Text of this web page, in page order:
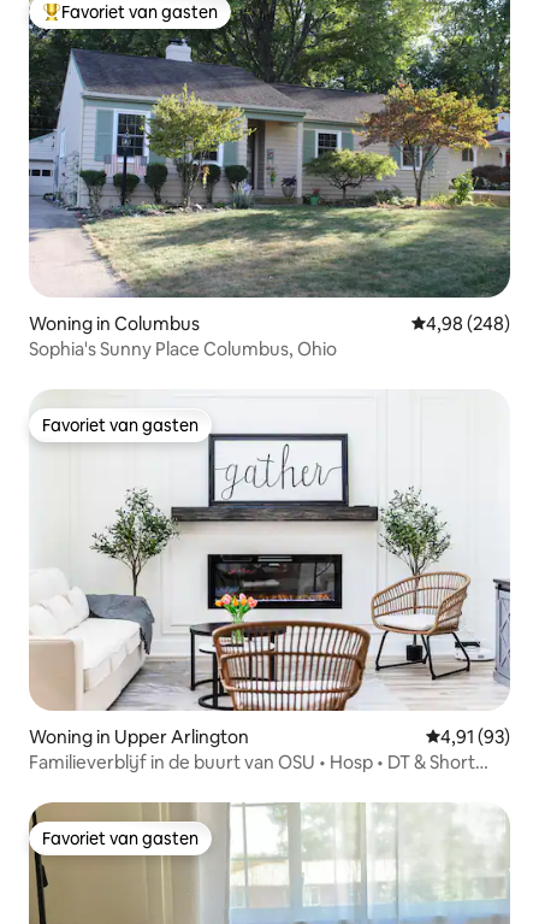
Topfavoriet van gasten
Favoriet van gasten
Woning in Columbus Gemiddelde
4,98 (248)
Sophia's Sunny Place Columbus, Ohio
Favoriet van gasten
Favoriet van gasten
Woning in Upper Arlington Gemiddelde
4,91 (93)
Familieverblijf in de buurt van OSU • Hosp • DT & Short
Favoriet van gasten
Favoriet van gasten